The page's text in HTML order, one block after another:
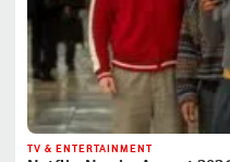
TV & ENTERTAINMENT